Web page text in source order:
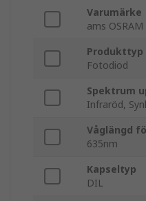
Varumärke
ams OSRAM
Produkttyp
Fotodiod
Spektrum
Infraröd,
Våglängd
635nm
Kapseltyp
DIL